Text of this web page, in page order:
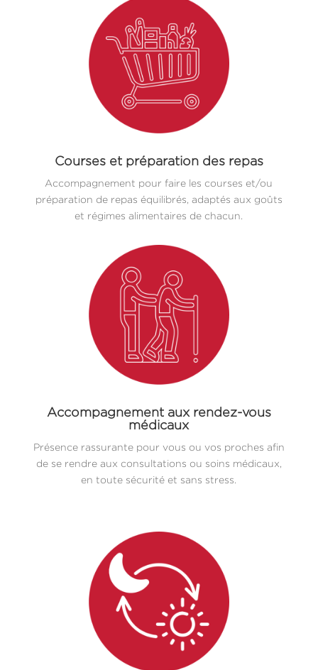
Courses et préparation des repas
Accompagnement pour faire les courses et/ou
préparation de repas équilibrés, adaptés aux goûts
et régimes alimentaires de chacun.
Accompagnement aux rendez-vous
médicaux
Présence rassurante pour vous ou vos proches afin
de se rendre aux consultations ou soins médicaux,
en toute sécurité et sans stress.